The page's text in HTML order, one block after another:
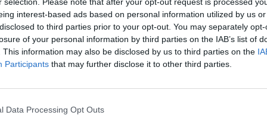
interest-based ads based on personal information utilized by us
to third parties prior to your opt-out. You may separately
of your personal information by third parties on the IAB’s list of
This information may also be disclosed by us to third parties on the
Participants that may further disclose it to other third parties.
Data Processing Opt Outs
παρουσιαστές της πρωινής
μιλούσε ο πρώην υπουργός του
στο κόμμα. Τότε μία μαύρη
ανέβηκε πάνω στο τραπέζι των
προτίμηση στον Άκη Παυλόπουλο.